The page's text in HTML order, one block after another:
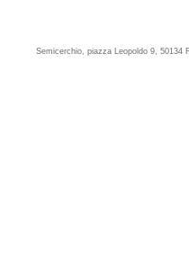
Semicerchio, piazza Leopoldo 9, 50134